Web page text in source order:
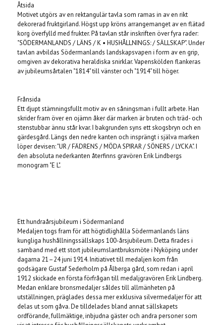
Åtsida
Motivet utgörs av en rektangulär tavla som ramas in av en rikt
dekorerad fruktgirland. Högst upp kröns arrangemanget av en flätad
korg överfylld med frukter. På tavlan står inskriften över fyra rader:
"SÖDERMANLANDS / LÄNS / K • HUSHÅLLNINGS: / SÄLLSKAP". Under
tavlan avbildas Södermanlands landskapsvapen i form av en grip,
omgiven av dekorativa heraldiska snirklar. Vapenskölden flankeras
av jubileumsårtalen "1814" till vänster och "1914" till höger.
Frånsida
Ett djupt stämningsfullt motiv av en såningsman i fullt arbete. Han
skrider fram över en ojämn åker där marken är bruten och träd- och
stenstubbar ännu står kvar. I bakgrunden syns ett skogsbryn och en
gärdesgård. Längs den nedre kanten och insprängt i själva marken
löper devisen: "UR / FÄDRENS / MÖDA SPIRAR / SÖNERS / LYCKA". I
den absoluta nederkanten återfinns gravören Erik Lindbergs
monogram "E L".
Ett hundraårsjubileum i Södermanland
Medaljen togs fram för att högtidlighålla Södermanlands läns
kungliga hushållningssällskaps 100-årsjubileum. Detta firades i
samband med ett stort jubileumslantbruksmöte i Nyköping under
dagarna 21–24 juni 1914. Initiativet till medaljen kom från
godsägare Gustaf Sederholm på Ålberga gård, som redan i april
1912 skickade en första förfrågan till medaljgravören Erik Lindberg.
Medan enklare bronsmedaljer såldes till allmänheten på
utställningen, präglades dessa mer exklusiva silvermedaljer för att
delas ut som gåva. De tilldelades bland annat sällskapets
ordförande, fullmäktige, inbjudna gäster och andra personer som